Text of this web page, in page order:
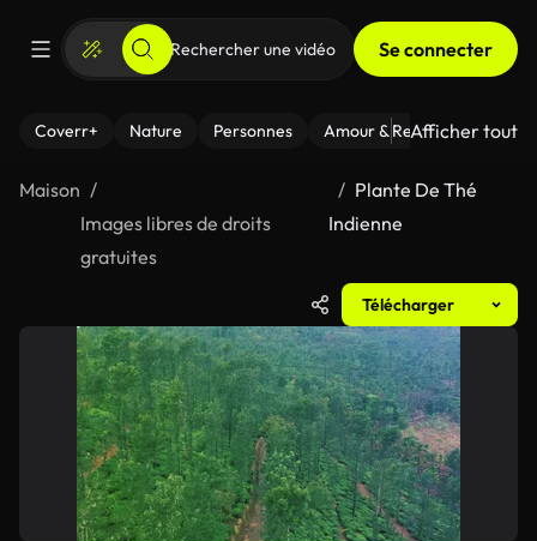
Se connecter
Coverr+ Nature Personnes Amour & Relations Le
Afficher tout
Maison
Images libres de droits
gratuites
Plante De Thé
Indienne
Télécharger